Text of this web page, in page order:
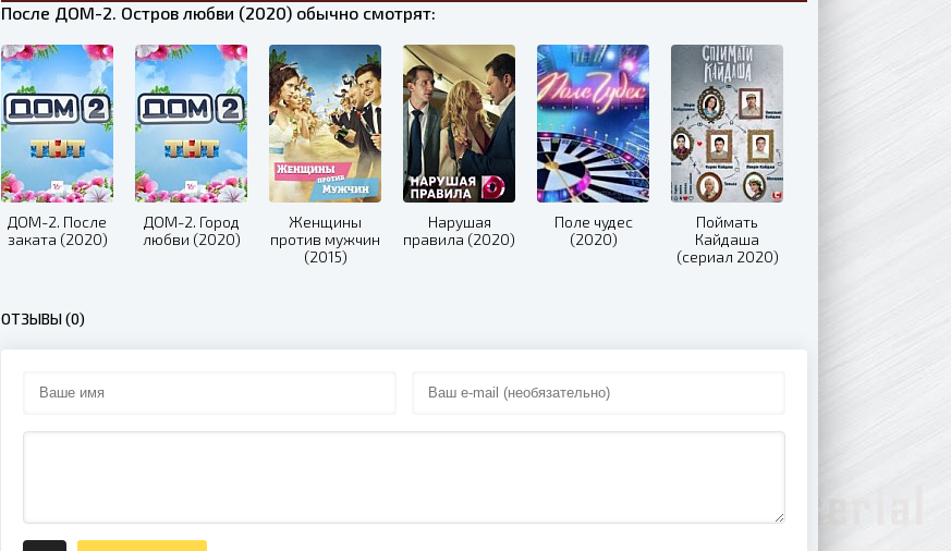
После ДОМ-2. Остров любви (2020) обычно смотрят:
ДОМ-2. После
заката (2020)
ДОМ-2. Город
любви (2020)
Женщины
против мужчин
(2015)
Нарушая
правила (2020)
Поле чудес
(2020)
Поймать
Кайдаша
(сериал 2020)
ОТЗЫВЫ (0)